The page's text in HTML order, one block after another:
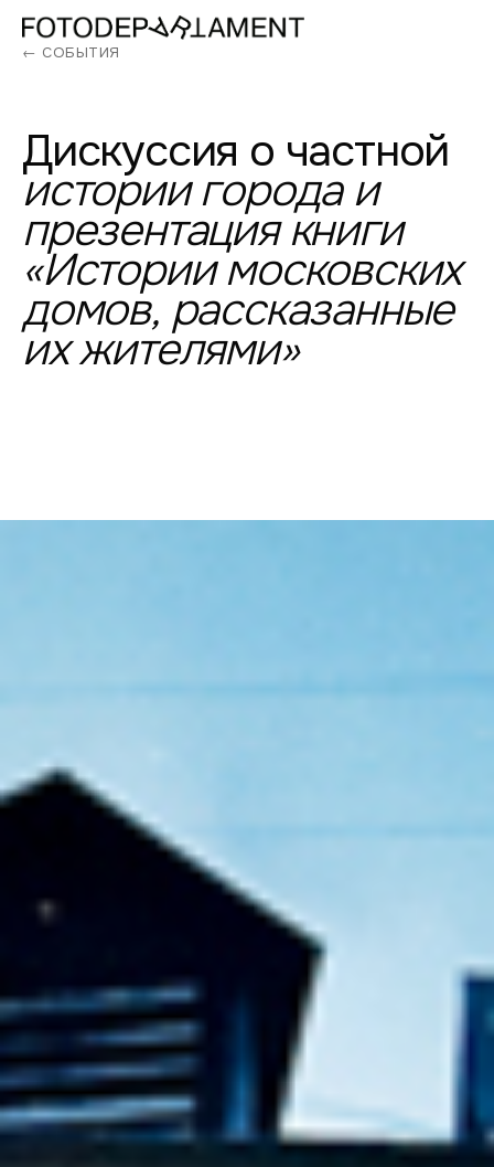
← СОБЫТИЯ
Дискуссия о частной
истории города и
презентация книги
«Истории московских
домов, рассказанные
их жителями»